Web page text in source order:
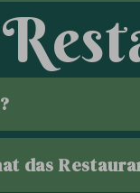
Rest
das